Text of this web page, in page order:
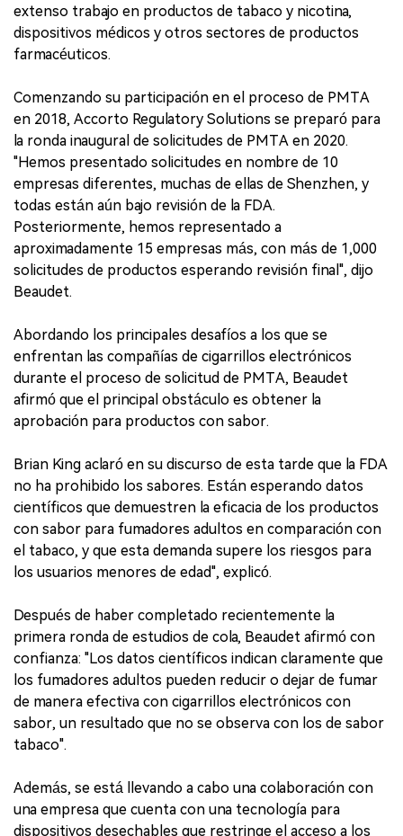
extenso trabajo en productos de tabaco y nicotina,
dispositivos médicos y otros sectores de productos
farmacéuticos.
Comenzando su participación en el proceso de PMTA
en 2018, Accorto Regulatory Solutions se preparó para
la ronda inaugural de solicitudes de PMTA en 2020.
"Hemos presentado solicitudes en nombre de 10
empresas diferentes, muchas de ellas de Shenzhen, y
todas están aún bajo revisión de la FDA.
Posteriormente, hemos representado a
aproximadamente 15 empresas más, con más de 1,000
solicitudes de productos esperando revisión final", dijo
Beaudet.
Abordando los principales desafíos a los que se
enfrentan las compañías de cigarrillos electrónicos
durante el proceso de solicitud de PMTA, Beaudet
afirmó que el principal obstáculo es obtener la
aprobación para productos con sabor.
Brian King aclaró en su discurso de esta tarde que la FDA
no ha prohibido los sabores. Están esperando datos
científicos que demuestren la eficacia de los productos
con sabor para fumadores adultos en comparación con
el tabaco, y que esta demanda supere los riesgos para
los usuarios menores de edad", explicó.
Después de haber completado recientemente la
primera ronda de estudios de cola, Beaudet afirmó con
confianza: "Los datos científicos indican claramente que
los fumadores adultos pueden reducir o dejar de fumar
de manera efectiva con cigarrillos electrónicos con
sabor, un resultado que no se observa con los de sabor
tabaco".
Además, se está llevando a cabo una colaboración con
una empresa que cuenta con una tecnología para
dispositivos desechables que restringe el acceso a los